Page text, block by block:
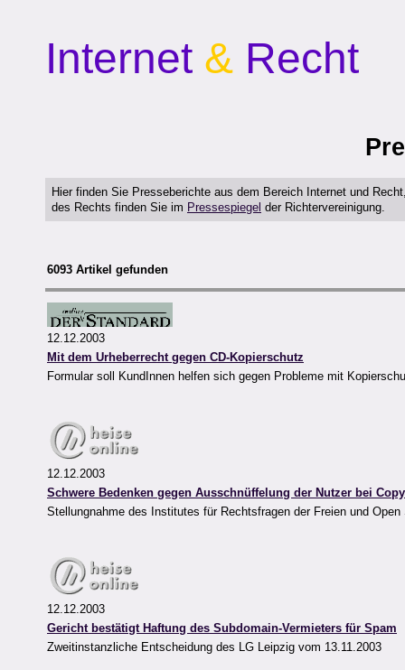
Internet & Recht
Hier finden Sie Presseberichte aus dem Bereich Internet und
des Rechts finden Sie im Pressespiegel der Richtervereinigung.
6093 Artikel gefunden
12.12.2003
Mit dem Urheberrecht gegen CD-Kopierschutz
Formular soll KundInnen helfen sich gegen Probleme mit
12.12.2003
Schwere Bedenken gegen Ausschnüffelung der Nutzer bei
Stellungnahme des Institutes für Rechtsfragen der Freien und Open
12.12.2003
Gericht bestätigt Haftung des Subdomain-Vermieters für Spam
Zweitinstanzliche Entscheidung des LG Leipzig vom 13.11.2003